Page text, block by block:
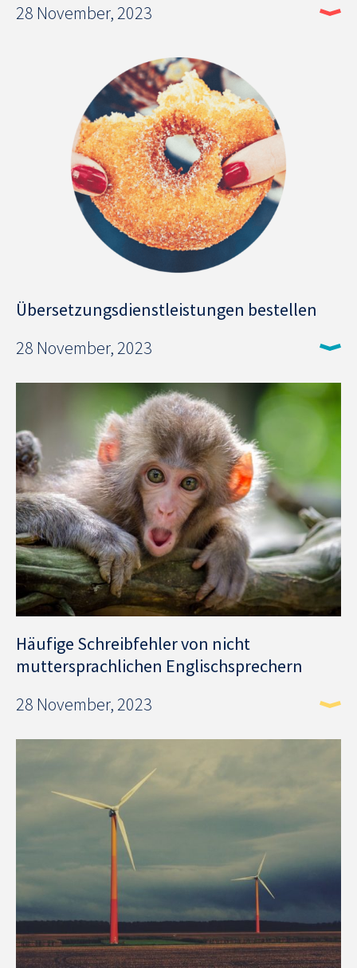
28 November, 2023
Übersetzungsdienstleistungen bestellen
28 November, 2023
Häufige Schreibfehler von nicht
muttersprachlichen Englischsprechern
28 November, 2023